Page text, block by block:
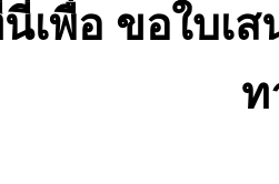
เพื่อ ขอใบเ
ท